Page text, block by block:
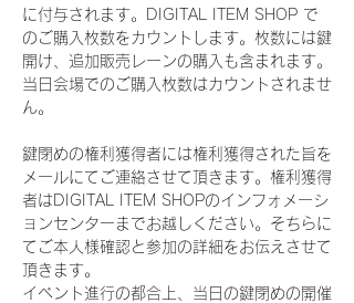
に付与されます。DIGITAL ITEM SHOP で
のご購入枚数をカウントします。枚数には鍵
開け、追加販売レーンの購入も含まれます。
当日会場でのご購入枚数はカウントされませ
ん。
鍵閉めの権利獲得者には権利獲得された旨を
メールにてご連絡させて頂きます。権利獲得
者はDIGITAL ITEM SHOPのインフォメーシ
ョンセンターまでお越しください。そちらに
てご本人様確認と参加の詳細をお伝えさせて
頂きます。
イベント進行の都合上、当日の鍵閉めの開催